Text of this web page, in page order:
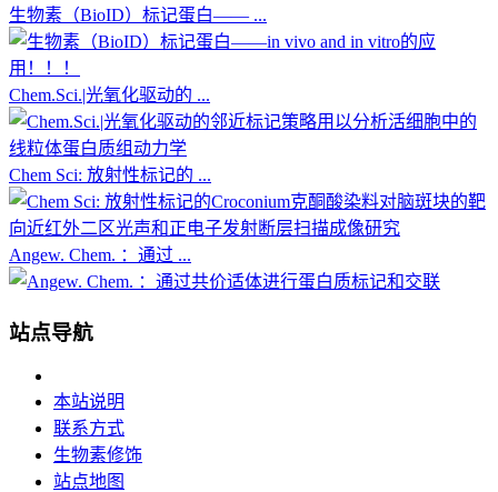
生物素（BioID）标记蛋白—— ...
Chem.Sci.|光氧化驱动的 ...
Chem Sci: 放射性标记的 ...
Angew. Chem. ：通过 ...
站点导航
本站说明
联系方式
生物素修饰
站点地图